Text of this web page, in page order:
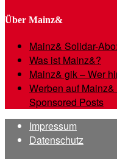
Über Mainz&
Mainz& Solidar-
Was ist Mainz&?
Mainz& gik – Wer
Werben auf
Sponsored Posts
Impressum
Datenschutz